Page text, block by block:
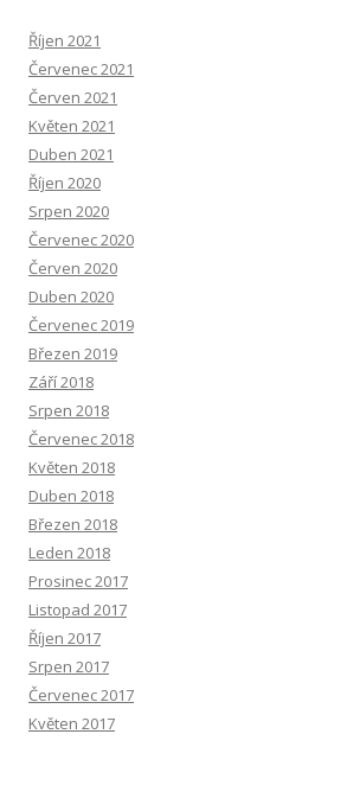
Říjen 2021
Červenec 2021
Červen 2021
Květen 2021
Duben 2021
Říjen 2020
Srpen 2020
Červenec 2020
Červen 2020
Duben 2020
Červenec 2019
Březen 2019
Září 2018
Srpen 2018
Červenec 2018
Květen 2018
Duben 2018
Březen 2018
Leden 2018
Prosinec 2017
Listopad 2017
Říjen 2017
Srpen 2017
Červenec 2017
Květen 2017